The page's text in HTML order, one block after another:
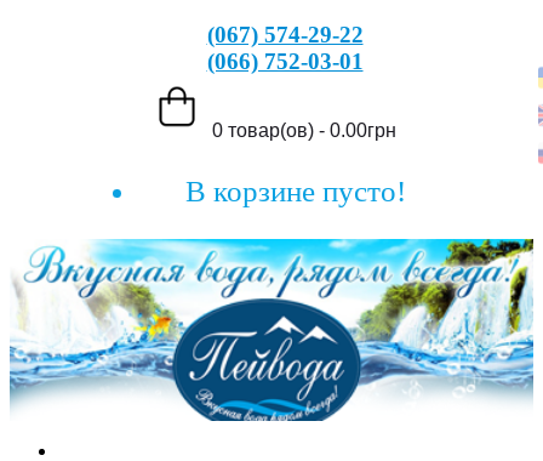
(067) 574-29-22
(066) 752-03-01
0 товар(ов) - 0.00грн
В корзине пусто!